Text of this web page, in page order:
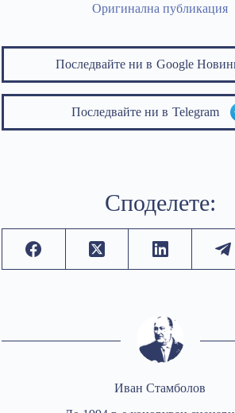
Оригинална публикация
Последвайте ни в Google
Последвайте ни в Telegram
Споделете:
Иван Стамболов